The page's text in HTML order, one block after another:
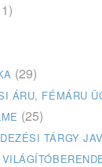
(29)
ÁRU, FÉMÁRU
(25)
TÁRGY